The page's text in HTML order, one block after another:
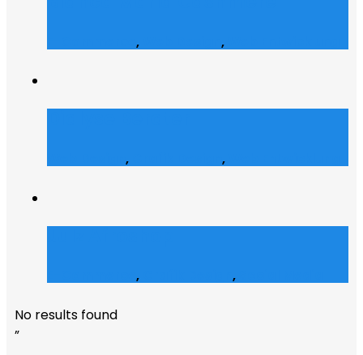
, ,
, ,
, ,
No results found
”